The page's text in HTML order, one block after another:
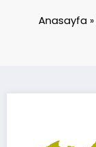
Anasayfa»